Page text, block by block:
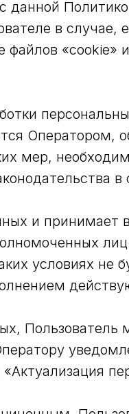
данной
в случае,
файлов «cookie»
Оператором,
мер,
в
и принимает
условиях не
Пользователь